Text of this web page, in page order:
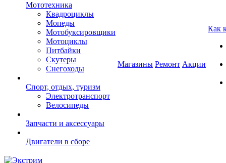
Мототехника
Квадроциклы
Мопеды
Мотобуксировщики
Мотоциклы
Питбайки
Скутеры
Снегоходы
Спорт, отдых, туризм
Электротранспорт
Велосипеды
Запчасти и аксессуары
Двигатели в сборе
Магазины Ремонт Акции
Как